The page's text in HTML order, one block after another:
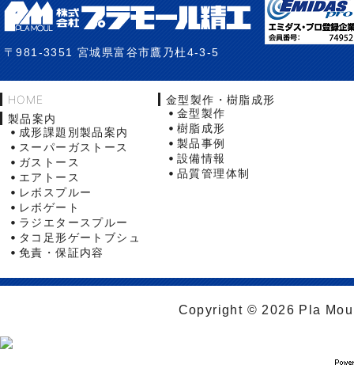
〒981-3351 宮城県富谷市鷹乃杜4-3-5
HOME
製品案内
成形課題別製品案内
スーパーガストース
ガストース
エアトース
レボスプルー
レボゲート
ラジエタースプルー
タコ足形ゲートブシュ
免責・保証内容
金型製作・樹脂成形
金型製作
樹脂成形
製品事例
設備情報
品質管理体制
Copyright © 2026 Pla